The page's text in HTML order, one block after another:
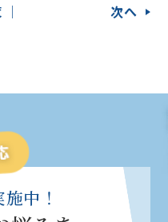
次へ
│
中！